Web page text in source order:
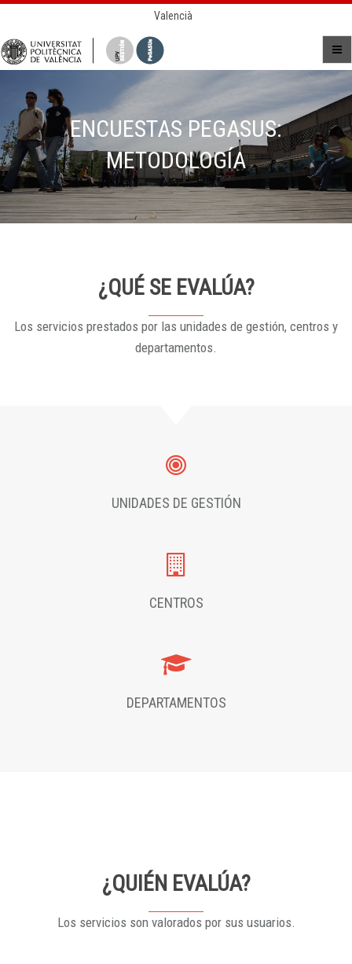
Valencià
ENCUESTAS PEGASUS:
METODOLOGÍA
¿QUÉ SE EVALÚA?
Los servicios prestados por las unidades de gestión, centros y
departamentos.
UNIDADES DE GESTIÓN
CENTROS
DEPARTAMENTOS
¿QUIÉN EVALÚA?
Los servicios son valorados por sus usuarios.